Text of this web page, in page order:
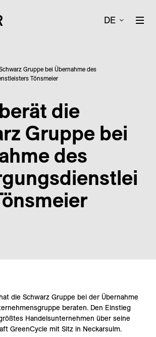
DE
Gruppe bei Übernahme des
Tönsmeier
die
Gruppe bei
des
die Schwarz Gruppe bei der Übernahme
beraten. Den Einstieg
Handelsunternehmen über seine
GreenCycle mit Sitz in Neckarsulm.